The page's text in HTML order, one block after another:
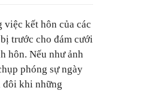
việc kết hôn của các
trước cho đám cưới
hôn. Nếu như ảnh
phóng sự ngày
đôi khi những